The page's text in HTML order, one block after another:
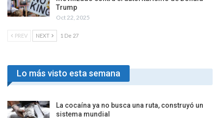
Trump
Oct 22, 2025
PREV NEXT 1 De 27
Lo más visto esta semana
La cocaína ya no busca una ruta, construyó un
sistema mundial